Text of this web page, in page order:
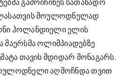
მოულოდნელად
ჰოლანდიელი ელის
მაერსმა ოლიმპიადებზე
თავის მდიდარ მონაგარს.
აღმოჩნდა თვით